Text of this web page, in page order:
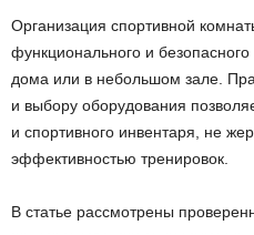
Организация спортивной
функционального и
дома или в небольшом зале.
и выбору оборудования
и спортивного инвентаря, не
эффективностью тренировок.
В статье рассмотрены